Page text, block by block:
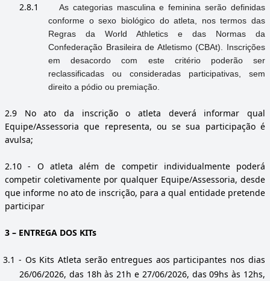
2.8.1
As categorias masculina e feminina serão definidas
conforme o sexo biológico do atleta, nos termos das
Regras da World Athletics e das Normas da
Confederação Brasileira de Atletismo (CBAt). Inscrições
em desacordo com este critério poderão ser
reclassificadas ou consideradas participativas, sem
direito a pódio ou premiação.
2.9 No ato da inscrição o atleta deverá informar qual
Equipe/Assessoria que representa, ou se sua participação é
avulsa;
2.10- O atleta além de competir individualmente poderá
competir coletivamente por qualquer Equipe/Assessoria, desde
que informe no ato de inscrição, para a qual entidade pretende
participar
3 – ENTREGA DOS KITs
3.1 - Os Kits Atleta serão entregues aos participantes nos dias
26/06/2026, das 18h às 21h e 27/06/2026, das 09hs às 12hs,